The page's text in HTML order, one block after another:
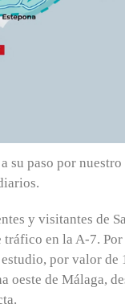
su paso por
y visitantes de
tráfico en la A-7.
por valor de
oeste de Málaga,